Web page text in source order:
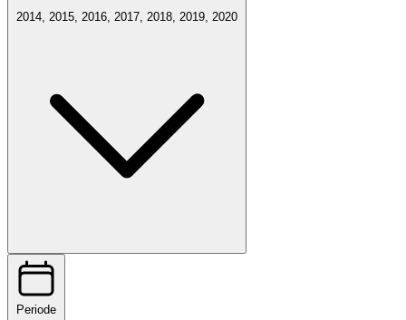
2014, 2015, 2016, 2017, 2018, 2019, 2020
Periode